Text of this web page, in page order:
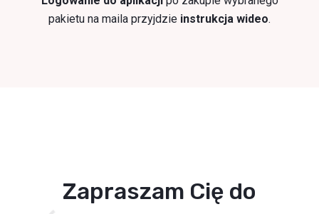
pakietu na maila przyjdzie instrukcja wideo.
Zapraszam Cię do